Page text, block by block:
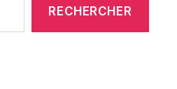
RECHERCHER